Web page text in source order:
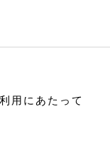
用にあたって